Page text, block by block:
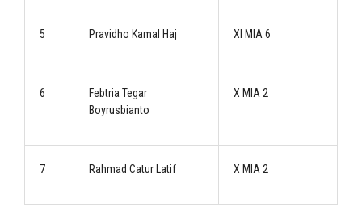
5 Pravidho Kamal Haj XI MIA 6
6
Febtria Tegar
Boyrusbianto
X MIA 2
7 Rahmad Catur Latif X MIA 2